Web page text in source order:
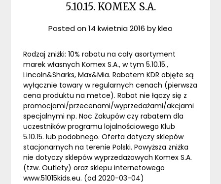
5.10.15. KOMEX S.A.
Posted on14 kwietnia 2016 bykleo
Rodzaj zniżki: 10% rabatu na cały asortyment
marek własnych Komex S.A., w tym 5.10.15.,
Lincoln&Sharks, Max&Mia. Rabatem KDR objęte są
wyłącznie towary w regularnych cenach (pierwsza
cena produktu na metce). Rabat nie łączy się z
promocjami/przecenami/wyprzedażami/akcjami
specjalnymi np. Noc Zakupów czy rabatem dla
uczestników programu lojalnościowego Klub
5.10.15. lub podobnego. Oferta dotyczy sklepów
stacjonarnych na terenie Polski. Powyższa zniżka
nie dotyczy sklepów wyprzedażowych Komex S.A.
(tzw. Outlety) oraz sklepu internetowego
www.51015kids.eu. (od 2020-03-04)